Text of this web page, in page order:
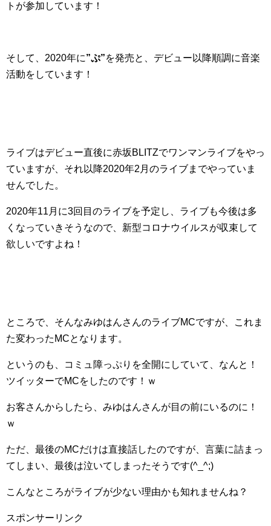
トが参加しています！
そして、2020年に”ぷ”を発売と、デビュー以降順調に音楽
活動をしています！
ライブはデビュー直後に赤坂BLITZでワンマンライブをやっ
ていますが、それ以降2020年2月のライブまでやっていま
せんでした。
2020年11月に3回目のライブを予定し、ライブも今後は多
くなっていきそうなので、新型コロナウイルスが収束して
欲しいですよね！
ところで、そんなみゆはんさんのライブMCですが、これま
た変わったMCとなります。
というのも、コミュ障っぷりを全開にしていて、なんと！
ツイッターでMCをしたのです！ｗ
お客さんからしたら、みゆはんさんが目の前にいるのに！
ｗ
ただ、最後のMCだけは直接話したのですが、言葉に詰まっ
てしまい、最後は泣いてしまったそうです(^_^;)
こんなところがライブが少ない理由かも知れませんね？
スポンサーリンク